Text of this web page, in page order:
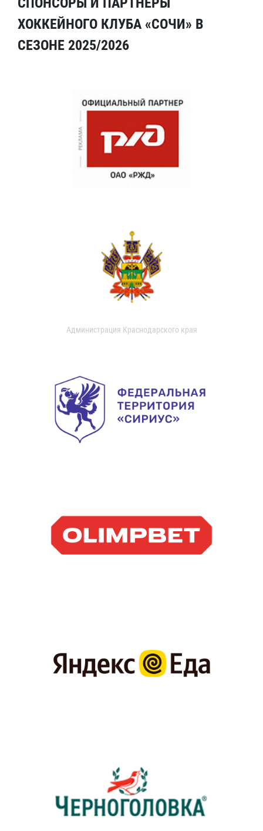
ХОККЕЙНОГО КЛУБА «СОЧИ» В
СЕЗОНЕ 2025/2026
Администрация Краснодарского края